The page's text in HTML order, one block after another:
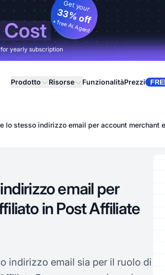
Cost
Get your
33% off
+ free AI Agent
for yearly subscription
Prodotto Risorse FunzionalitàPrezzi
lo stesso indirizzo email per account merchant
email per
in Post Affiliate
indirizzo email sia per il ruolo di